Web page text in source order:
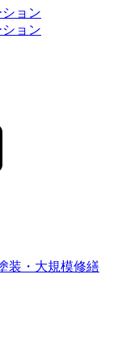
装・大規模修繕